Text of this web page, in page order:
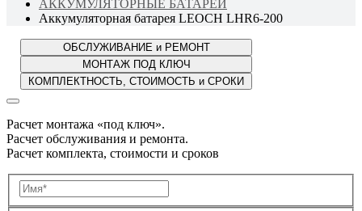
АККУМУЛЯТОРНЫЕ БАТАРЕИ
Аккумуляторная батарея LEOCH LHR6-200
Расчет монтажа «под ключ».
Расчет обслуживания и ремонта.
Расчет комплекта, стоимости и сроков